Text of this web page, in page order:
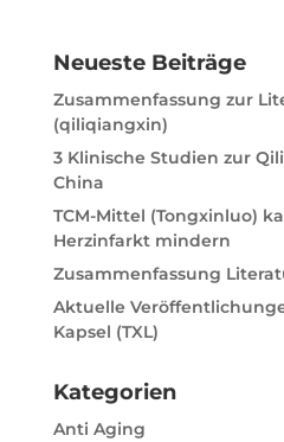
a
t
i
v
e
Neueste Beiträge
Zusammenfassung zur
(qiliqiangxin)
3 Klinische Studien zur
China
TCM-Mittel (Tongxinluo)
Herzinfarkt mindern
Zusammenfassung
Aktuelle
Kapsel (TXL)
Kategorien
Anti Aging